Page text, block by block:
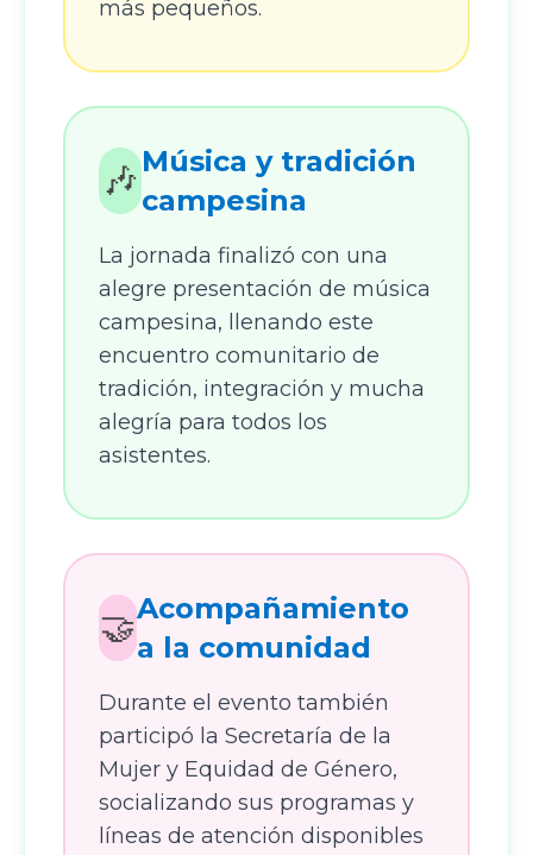
más pequeños.
🎶 Música y tradición
campesina
La jornada finalizó con una
alegre presentación de música
campesina, llenando este
encuentro comunitario de
tradición, integración y mucha
alegría para todos los
asistentes.
🤝Acompañamiento
a la comunidad
Durante el evento también
participó la Secretaría de la
Mujer y Equidad de Género,
socializando sus programas y
líneas de atención disponibles